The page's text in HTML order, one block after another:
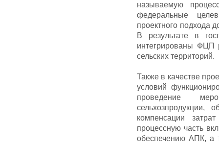
называемую
федеральные
проектного подхода
В результате в
интегрированы ФЦП
сельских территорий.
Также в качестве
условий
проведение
сельхозпродукции,
компенсации
процессную часть
обеспечению АПК, а